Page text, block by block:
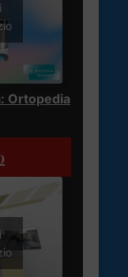
Ortopedia